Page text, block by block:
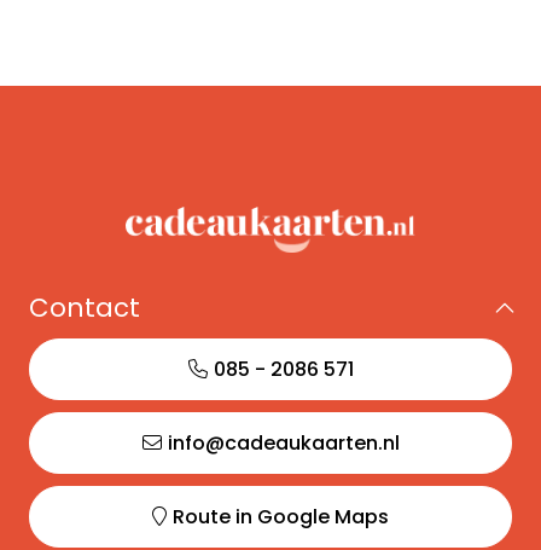
Contact
085 - 2086 571
info@cadeaukaarten.nl
Route in Google Maps